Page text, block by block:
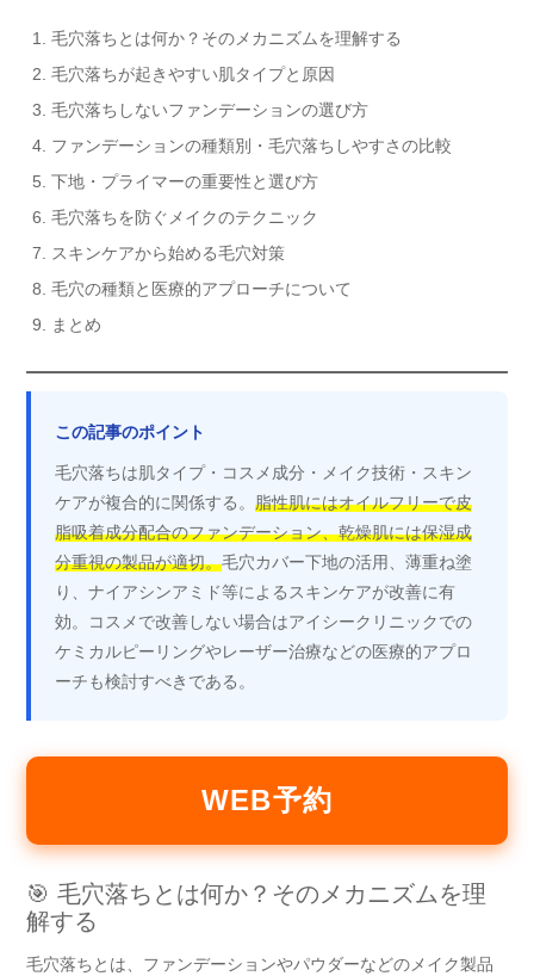
毛穴落ちとは何か？そのメカニズムを理解する
毛穴落ちが起きやすい肌タイプと原因
毛穴落ちしないファンデーションの選び方
ファンデーションの種類別・毛穴落ちしやすさの比較
下地・プライマーの重要性と選び方
毛穴落ちを防ぐメイクのテクニック
スキンケアから始める毛穴対策
毛穴の種類と医療的アプローチについて
まとめ
この記事のポイント
毛穴落ちは肌タイプ・コスメ成分・メイク技術・スキン
ケアが複合的に関係する。 脂性肌にはオイルフリーで皮
脂吸着成分配合のファンデーション、乾燥肌には保湿成
分重視の製品が適切。毛穴カバー下地の活用、薄重ね塗
り、ナイアシンアミド等によるスキンケアが改善に有
効。コスメで改善しない場合はアイシークリニックでの
ケミカルピーリングやレーザー治療などの医療的アプロ
ーチも検討すべきである。
WEB予約
🎯 毛穴落ちとは何か？そのメカニズムを理
解する
毛穴落ちとは、ファンデーションやパウダーなどのメイク製品